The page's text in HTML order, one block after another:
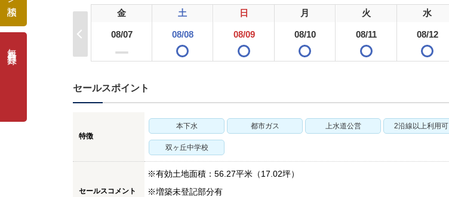
金
08/07
ー
土
08/08
日
08/09
月
08/10
火
08/11
水
08/12
セールスポイント
特徴
本下水 都市ガス 上水道公営 2沿線以上利用可
双ヶ丘中学校
セールスコメント
※有効土地面積：56.27平米（17.02坪）
※増築未登記部分有